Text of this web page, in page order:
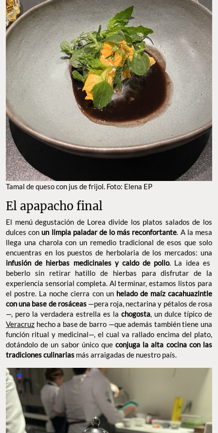
Tamal de queso con jus de frijol. Foto: Elena EP
El apapacho final
El menú degustación de Lorea divide los platos salados de los
dulces con un limpia paladar de lo más reconfortante. A la mesa
llega una charola con un remedio tradicional de esos que solo
encuentras en los puestos de herbolaria de los mercados: una
infusión de hierbas medicinales y caldo de pollo. La idea es
beberlo sin retirar hatillo de hierbas para disfrutar de la
experiencia sensorial completa. Al terminar, estamos listos para
el postre. La noche cierra con unhelado de maíz cacahuazintle
con una base de rosáceas —pera roja, nectarina y pétalos de rosa
—, pero la verdadera estrella es la chogosta, un dulce típico de
Veracruz hecho a base de barro —que además también tiene una
función ritual y medicinal—, el cual va rallado encima del plato,
dotándolo de un sabor único queconjuga la alta cocina con las
tradiciones culinarias más arraigadas de nuestro país.